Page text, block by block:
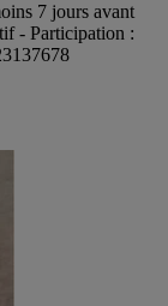
7 jours avant
- Participation :